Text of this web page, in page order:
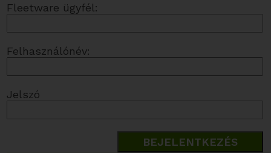
Fleetware ügyfél:
Felhasználónév:
Jelszó